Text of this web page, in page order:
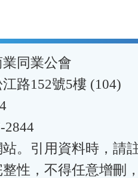
同業公會
路152號5樓 (104)
2844
。引用資料時，請
性，不得任意增刪